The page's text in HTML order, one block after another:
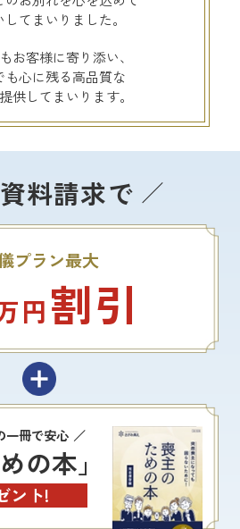
てまいりました。
お客様に寄り添い、
も心に残る高品質な
供してまいります。
料請求で
プラン最大
円割引
一冊で安心
の本」
ント!